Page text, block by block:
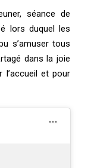
séance de
lors duquel les
s’amuser tous
dans la joie
l’accueil et pour